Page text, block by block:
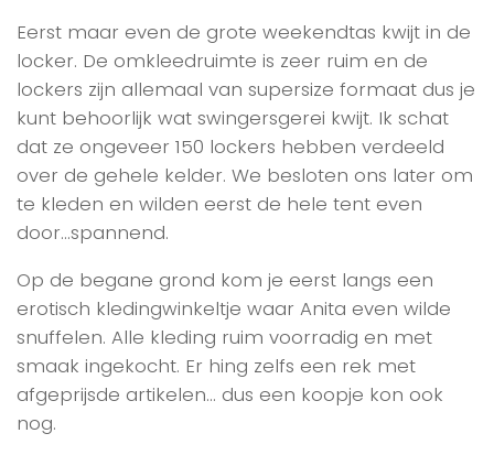
Eerst maar even de grote weekendtas kwijt in de
locker. De omkleedruimte is zeer ruim en de
lockers zijn allemaal van supersize formaat dus je
kunt behoorlijk wat swingersgerei kwijt. Ik schat
dat ze ongeveer 150 lockers hebben verdeeld
over de gehele kelder. We besloten ons later om
te kleden en wilden eerst de hele tent even
door…spannend.
Op de begane grond kom je eerst langs een
erotisch kledingwinkeltje waar Anita even wilde
snuffelen. Alle kleding ruim voorradig en met
smaak ingekocht. Er hing zelfs een rek met
afgeprijsde artikelen… dus een koopje kon ook
nog.